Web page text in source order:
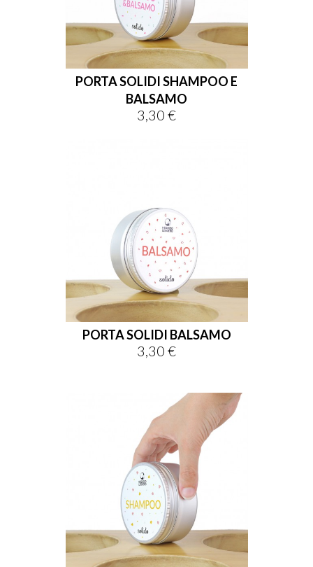
PORTA SOLIDI SHAMPOO E
BALSAMO
Prezzo
3,30 €
PORTA SOLIDI BALSAMO
Prezzo
3,30 €